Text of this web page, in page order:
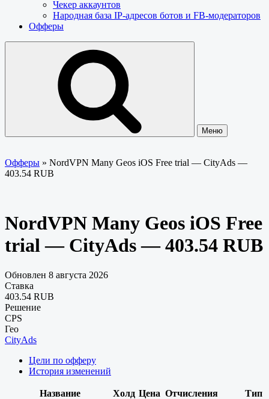
Чекер аккаунтов
Народная база IP-адресов ботов и FB-модераторов
Офферы
Меню
Офферы » NordVPN Many Geos iOS Free trial — CityAds —
403.54 RUB
NordVPN Many Geos iOS Free
trial — CityAds — 403.54 RUB
Обновлен 8 августа 2026
Ставка
403.54 RUB
Решение
CPS
Гео
CityAds
Цели по офферу
История изменений
Название Холд Цена Отчисления
Тип